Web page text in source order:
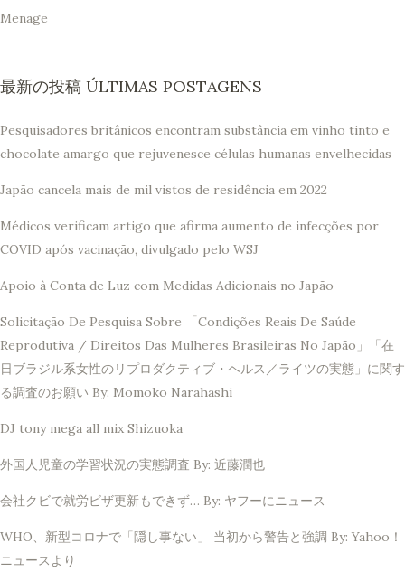
Menage
最新の投稿 ÚLTIMAS POSTAGENS
Pesquisadores britânicos encontram substância em vinho tinto e
chocolate amargo que rejuvenesce células humanas envelhecidas
Japão cancela mais de mil vistos de residência em 2022
Médicos verificam artigo que afirma aumento de infecções por
COVID após vacinação, divulgado pelo WSJ
Apoio à Conta de Luz com Medidas Adicionais no Japão
Solicitação De Pesquisa Sobre 「Condições Reais De Saúde
Reprodutiva / Direitos Das Mulheres Brasileiras No Japão」「在
日ブラジル系女性のリプロダクティブ・ヘルス／ライツの実態」に関す
る調査のお願い By: Momoko Narahashi
DJ tony mega all mix Shizuoka
外国人児童の学習状況の実態調査 By: 近藤潤也
会社クビで就労ビザ更新もできず… By: ヤフーにニュース
WHO、新型コロナで「隠し事ない」 当初から警告と強調 By: Yahoo！
ニュースより